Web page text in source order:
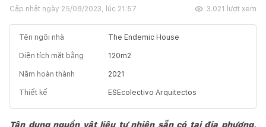
Cập nhật ngày 25/08/2023, lúc 21:57 3.021 lượt xem
Tên ngôi nhà The Endemic House
Diện tích mặt bằng 120m2
Năm hoàn thành 2021
Thiết kế ESEcolectivo Arquitectos
Tận dụng nguồn vật liệu tự nhiên sẵn có tại địa phương,